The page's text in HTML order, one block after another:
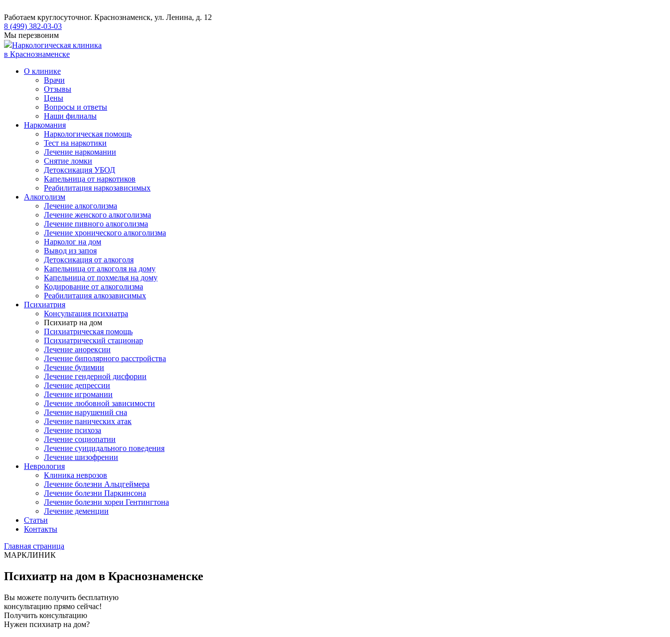
Работаем круглосуточног. Краснознаменск, ул. Ленина, д. 12
8 (499) 382-03-03
Мы перезвоним
Наркологическая клиника
в Краснознаменске
О клинике
Врачи
Отзывы
Цены
Вопросы и ответы
Наши филиалы
Наркомания
Наркологическая помощь
Тест на наркотики
Лечение наркомании
Снятие ломки
​​Детоксикация УБОД
Капельница от наркотиков
Реабилитация наркозависимых
Алкоголизм
Лечение алкоголизма
Лечение женского алкоголизма
Лечение пивного алкоголизма
Лечение хронического алкоголизма
Нарколог на дом
Вывод из запоя
Детоксикация от алкоголя
Капельница от алкоголя на дому
Капельница от похмелья на дому
Кодирование от алкоголизма
Реабилитация алкозависимых
Психиатрия
Консультация психиатра
Психиатр на дом
Психиатрическая помощь
Психиатрический стационар
Лечение анорексии
Лечение биполярного расстройства
Лечение булимии
Лечение гендерной дисфории
Лечение депрессии
Лечение игромании
Лечение любовной зависимости
Лечение нарушений сна
Лечение панических атак
Лечение психоза
Лечение социопатии
Лечение суицидального поведения
Лечение шизофрении
Неврология
Клиника неврозов
Лечение болезни Альцгеймера
Лечение болезни Паркинсона
Лечение болезни хореи Гентингтона
Лечение деменции
Статьи
Контакты
Главная страница
МАРКЛИНИК
Психиатр на дом в Краснознаменске
Вы можете получить бесплатную
консультацию прямо сейчас!
Получить консультацию
Нужен психиатр на дом?